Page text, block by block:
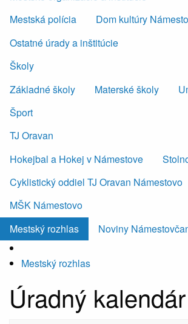
Mestská polícia
Dom kultúry
Ostatné úrady a inštitúcie
Školy
Základné školy
Materské školy
Šport
TJ Oravan
Hokejbal a Hokej v Námestove
Cyklistický oddiel TJ Oravan Námestovo
MŠK Námestovo
Mestský rozhlas
Noviny
Mestský rozhlas
Úradný kalendár